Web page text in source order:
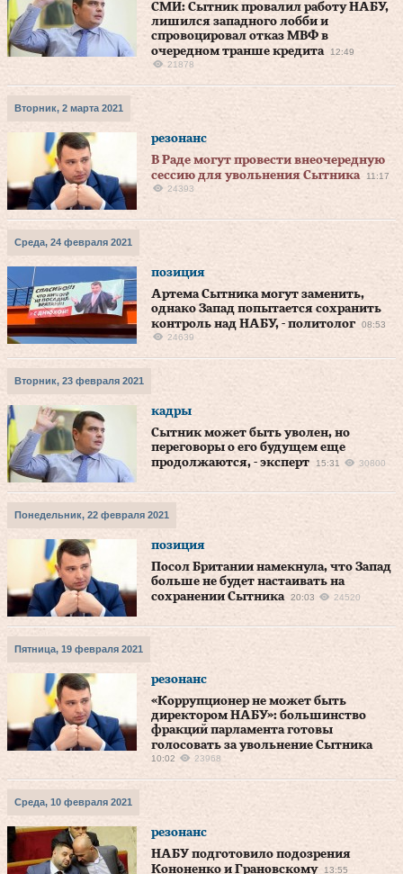
СМИ: Сытник провалил работу НАБУ,
лишился западного лобби и
спровоцировал отказ МВФ в
очередном транше кредита
12:49
21878
Вторник, 2 марта 2021
резонанс
В Раде могут провести внеочередную
сессию для увольнения Сытника
11:17
24393
Среда, 24 февраля 2021
позиция
Артема Сытника могут заменить,
однако Запад попытается сохранить
контроль над НАБУ, - политолог
08:53
24639
Вторник, 23 февраля 2021
кадры
Сытник может быть уволен, но
переговоры о его будущем еще
продолжаются, - эксперт
15:31 30800
Понедельник, 22 февраля 2021
позиция
Посол Британии намекнула, что Запад
больше не будет настаивать на
сохранении Сытника
20:03 24520
Пятница, 19 февраля 2021
резонанс
«Коррупционер не может быть
директором НАБУ»: большинство
фракций парламента готовы
голосовать за увольнение Сытника
10:02 23968
Среда, 10 февраля 2021
резонанс
НАБУ подготовило подозрения
Кононенко и Грановскому
13:55